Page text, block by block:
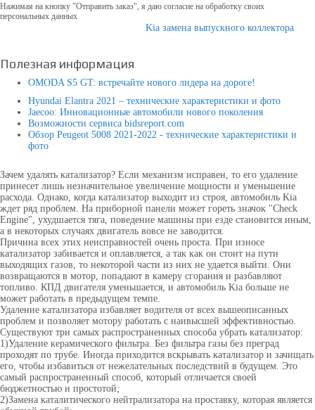
Нажимая на кнопку "Отправить заказ", я даю согласие на обработку своих
персональных данных
Kia замена выпускного коллектора
Полезная информация
OMODA S5 GT: встречайте нового лидера на дороге!
Hyundai Elantra 2021 – технические характеристики и фото
Jaecoo: Инновационные автомобили нового поколения
Возможности сервиса bidsreport.com
Обзор Peugeot 5008 2021-2022 - технические характеристики и
фото
Зачем удалять катализатор? Если механизм исправен, то его удаление
принесет лишь незначительное увеличение мощности и уменьшение
расхода. Однако, когда катализатор выходит из строя, автомобиль Kia
ждет ряд проблем. На приборной панели может гореть значок "Check
Engine", ухудшается тяга, поведение машины при езде становится иным,
а в некоторых случаях двигатель вовсе не заводится.
Причина всех этих неисправностей очень проста. При износе
катализатор забивается и оплавляется, а так как он стоит на пути
выходящих газов, то некоторой части из них не удается выйти. Они
возвращаются в мотор, попадают в камеру сгорания и разбавляют
топливо. КПД двигателя уменьшается, и автомобиль Kia больше не
может работать в предыдущем темпе.
Удаление катализатора избавляет водителя от всех вышеописанных
проблем и позволяет мотору работать с наивысшей эффективностью.
Существуют три самых распространенных способа убрать катализатор:
1)Удаление керамического фильтра. Без фильтра газы без преград
проходят по трубе. Иногда приходится вскрывать катализатор и зачищать
его, чтобы избавиться от нежелательных последствий в будущем. Это
самый распространенный способ, который отличается своей
бюджетностью и простотой;
2)Замена каталитического нейтрализатора на проставку, которая является